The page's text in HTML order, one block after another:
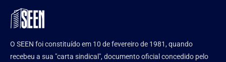
O SEEN foi constituído em 10 de fevereiro de 1981, quando
recebeu a sua "carta sindical", documento oficial concedido pelo